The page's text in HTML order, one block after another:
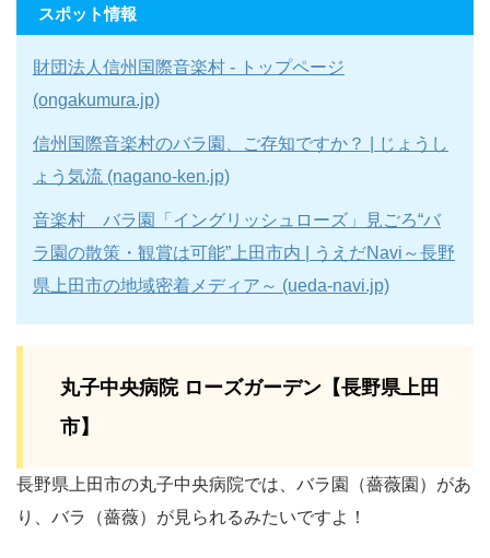
スポット情報
財団法人信州国際音楽村 - トップページ
(ongakumura.jp)
信州国際音楽村のバラ園、ご存知ですか？ | じょうし
ょう気流 (nagano-ken.jp)
音楽村 バラ園「イングリッシュローズ」見ごろ“バ
ラ園の散策・観賞は可能”上田市内 | うえだNavi～長野
県上田市の地域密着メディア～ (ueda-navi.jp)
丸子中央病院 ローズガーデン【長野県上田
市】
長野県上田市の丸子中央病院では、バラ園（薔薇園）があ
り、バラ（薔薇）が見られるみたいですよ！